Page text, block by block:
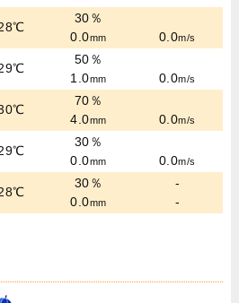
30％
0.0mm 0.0m/s
50％
1.0mm 0.0m/s
70％
4.0mm 0.0m/s
30％
0.0mm 0.0m/s
30％
0.0mm
-
-